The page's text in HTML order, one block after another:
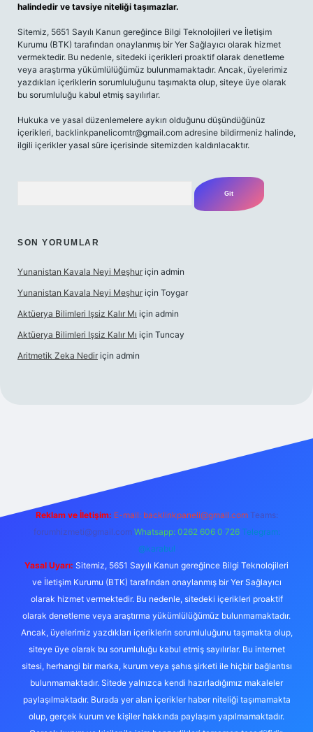
halindedir ve tavsiye niteliği taşımazlar.
Sitemiz, 5651 Sayılı Kanun gereğince Bilgi Teknolojileri ve İletişim
Kurumu (BTK) tarafından onaylanmış bir Yer Sağlayıcı olarak hizmet
vermektedir. Bu nedenle, sitedeki içerikleri proaktif olarak denetleme
veya araştırma yükümlülüğümüz bulunmamaktadır. Ancak, üyelerimiz
yazdıkları içeriklerin sorumluluğunu taşımakta olup, siteye üye olarak
bu sorumluluğu kabul etmiş sayılırlar.
Hukuka ve yasal düzenlemelere aykırı olduğunu düşündüğünüz
içerikleri, backlinkpanelicomtr@gmail.com adresine bildirmeniz halinde,
ilgili içerikler yasal süre içerisinde sitemizden kaldırılacaktır.
SON YORUMLAR
Yunanistan Kavala Neyi Meşhur için admin
Yunanistan Kavala Neyi Meşhur için Toygar
Aktüerya Bilimleri Işsiz Kalır Mı için admin
Aktüerya Bilimleri Işsiz Kalır Mı için Tuncay
Aritmetik Zeka Nedir için admin
Reklam ve İletişim: E-mail: backlinkpaneli@gmail.com Teams:
forumhizmeti@gmail.com Whatsapp: 0262 606 0 726 Telegram:
@karabul
Yasal Uyarı: Sitemiz, 5651 Sayılı Kanun gereğince Bilgi Teknolojileri
ve İletişim Kurumu (BTK) tarafından onaylanmış bir Yer Sağlayıcı
olarak hizmet vermektedir. Bu nedenle, sitedeki içerikleri proaktif
olarak denetleme veya araştırma yükümlülüğümüz bulunmamaktadır.
Ancak, üyelerimiz yazdıkları içeriklerin sorumluluğunu taşımakta olup,
siteye üye olarak bu sorumluluğu kabul etmiş sayılırlar. Bu internet
sitesi, herhangi bir marka, kurum veya şahıs şirketi ile hiçbir bağlantısı
bulunmamaktadır. Sitede yalnızca kendi hazırladığımız makaleler
paylaşılmaktadır. Burada yer alan içerikler haber niteliği taşımamakta
olup, gerçek kurum ve kişiler hakkında paylaşım yapılmamaktadır.